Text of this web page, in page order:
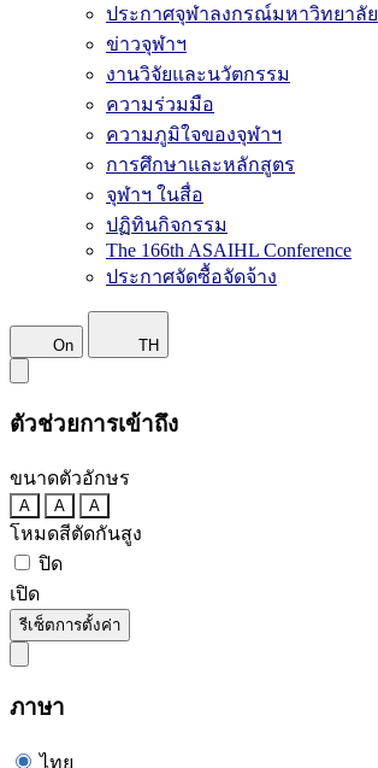
ประกาศจุฬาลงกรณ์มหาวิทยาลัย
ข่าวจุฬาฯ
งานวิจัยและนวัตกรรม
ความร่วมมือ
ความภูมิใจของจุฬาฯ
การศึกษาและหลักสูตร
จุฬาฯ ในสื่อ
ปฏิทินกิจกรรม
The 166th ASAIHL Conference
ประกาศจัดซื้อจัดจ้าง
On TH
ตัวช่วยการเข้าถึง
ขนาดตัวอักษร
A A A
โหมดสีตัดกันสูง
ปิด
เปิด
รีเซ็ตการตั้งค่า
ภาษา
ไทย